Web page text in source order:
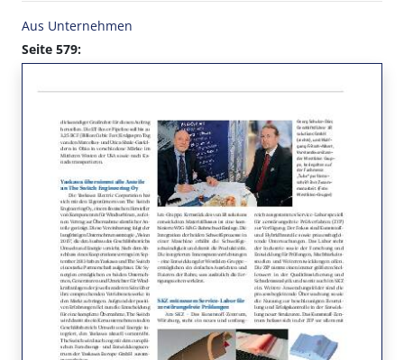
Aus Unternehmen
Seite 579: